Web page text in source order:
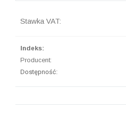
Stawka VAT:
Indeks:
Producent:
Dostępność: